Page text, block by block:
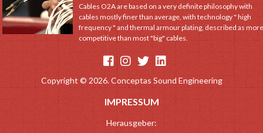
Cables O2A are based on a very definite philosophy with
cables mostly finer than average, with technology " high
frequency " and thermal armour plating, described as
competitive than most "big" cables.
Copyright © 2026. Conceptas Sound Engineering
IMPRESSUM
Herausgeber: